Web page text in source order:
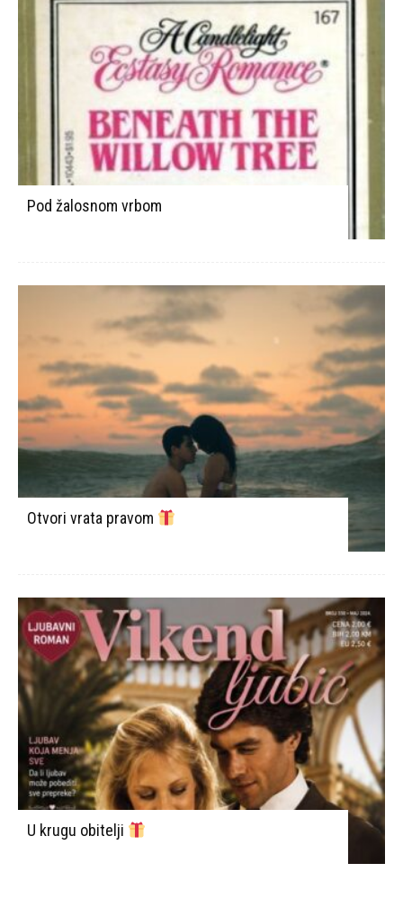
Pod žalosnom vrbom
Otvori vrata pravom
U krugu obitelji